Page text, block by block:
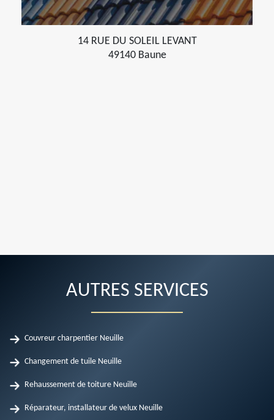
14 RUE DU SOLEIL LEVANT
49140 Baune
AUTRES SERVICES
Couvreur charpentier Neuille
Changement de tuile Neuille
Rehaussement de toiture Neuille
Réparateur, installateur de velux Neuille